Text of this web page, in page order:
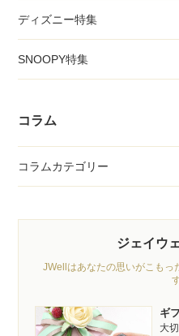
ディズニー特集
SNOOPY特集
コラム
コラムカテゴリー
ジェイウ
JWellはあなたの思いがこもっ
ギ
大